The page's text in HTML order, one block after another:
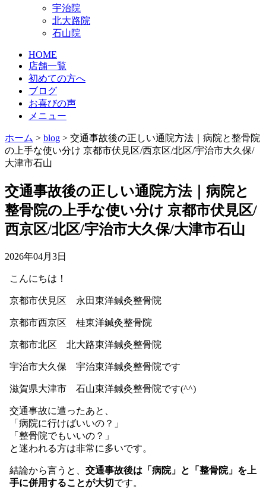
宇治院
北大路院
石山院
HOME
店舗一覧
初めての方へ
ブログ
お喜びの声
メニュー
ホーム > blog > 交通事故後の正しい通院方法｜病院と整骨院
の上手な使い分け 京都市伏見区/西京区/北区/宇治市大久保/
大津市石山
交通事故後の正しい通院方法｜病院と
整骨院の上手な使い分け 京都市伏見区/
西京区/北区/宇治市大久保/大津市石山
2026年04月3日
こんにちは！
京都市伏見区 永田東洋鍼灸整骨院
京都市西京区 桂東洋鍼灸整骨院
京都市北区 北大路東洋鍼灸整骨院
宇治市大久保 宇治東洋鍼灸整骨院です
滋賀県大津市 石山東洋鍼灸整骨院です(^^)
交通事故に遭ったあと、
「病院に行けばいいの？」
「整骨院でもいいの？」
と迷われる方は非常に多いです。
結論から言うと、 交通事故後は「病院」と「整骨院」を上
手に併用することが大切です。